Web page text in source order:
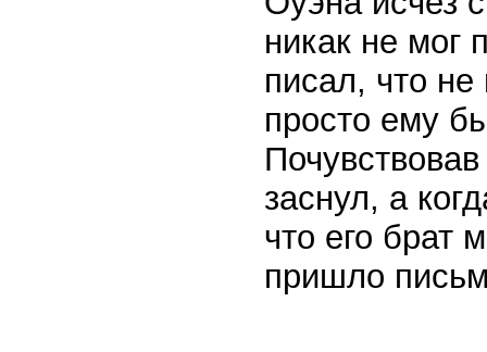
никак не мог
писал, что не
просто ему
заснул, а
что его брат
пришло